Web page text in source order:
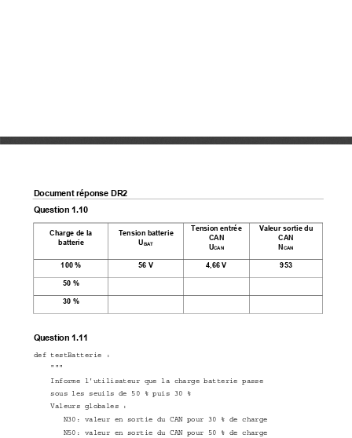
Document réponse DR2
Question 1.10
Charge de la
batterie
Tension batterie
UBAT
Tension entrée
CAN
UCAN
Valeur sortie du
CAN
NCAN
100 % 56 V 4,66 V 953
50 %
30 %
Question 1.11
def testBatterie :
    """
    Informe l'utilisateur que la charge batterie passe
    sous les seuils de 50 % puis 30 %
    Valeurs globales :
       N30: valeur en sortie du CAN pour 30 % de charge
       N50: valeur en sortie du CAN pour 50 % de charge